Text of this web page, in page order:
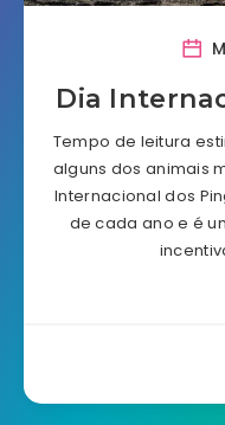
Dia
Tempo de leitura
alguns dos animais
Internacional dos
de cada ano e é